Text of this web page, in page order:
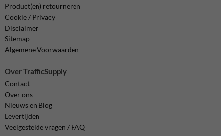
Product(en) retourneren
Cookie / Privacy
Disclaimer
Sitemap
Algemene Voorwaarden
Over TrafficSupply
Contact
Over ons
Nieuws en Blog
Levertijden
Veelgestelde vragen / FAQ